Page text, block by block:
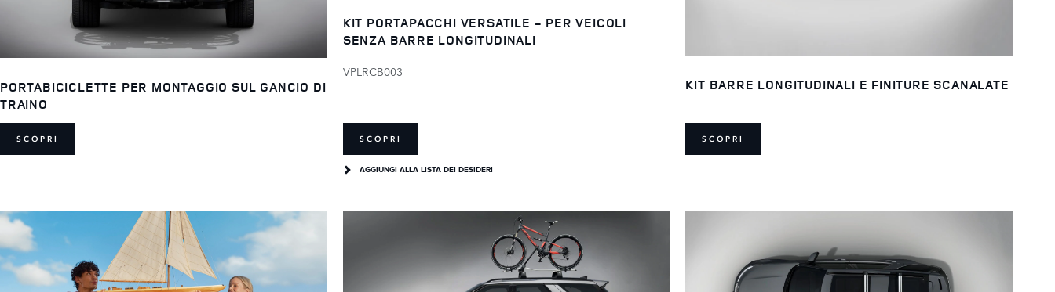
PORTABICICLETTE PER MONTAGGIO SUL GANCIO DI
TRAINO
SCOPRI
KIT PORTAPACCHI VERSATILE - PER VEICOLI
SENZA BARRE LONGITUDINALI
VPLRCB003
SCOPRI
AGGIUNGI ALLA LISTA DEI DESIDERI
KIT BARRE LONGITUDINALI E FINITURE SCANALATE
SCOPRI